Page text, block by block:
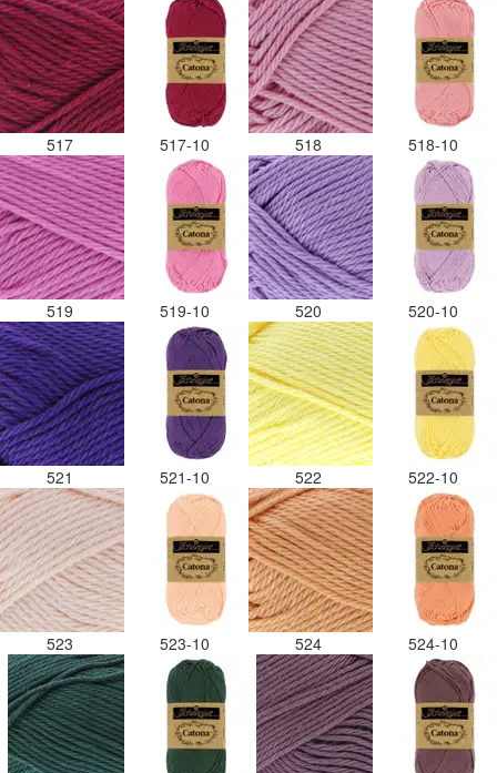
517 517-10 518 518-10
519 519-10 520 520-10
521 521-10 522 522-10
523 523-10 524 524-10